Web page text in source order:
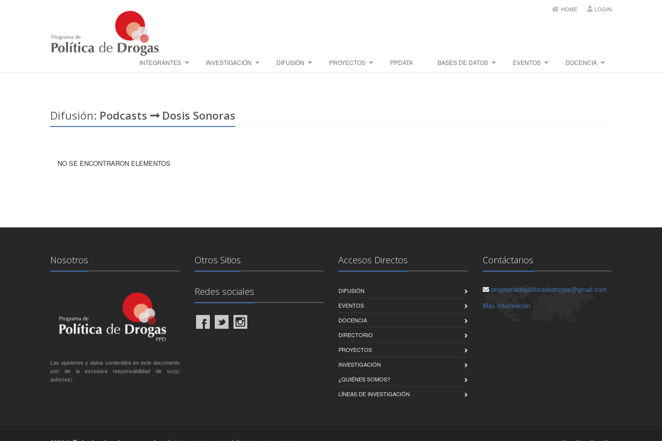
HOME LOGIN
INTEGRANTES INVESTIGACIÓN DIFUSIÓN PROYECTOS PPDATA BASES DE DATOS EVENTOS DOCENCIA
Difusión: Podcasts Dosis Sonoras
NO SE ENCONTRARON ELEMENTOS
Nosotros
Las opiniones y datos contenidos en este documento
son de la exclusiva responsabilidad de su(s)
autor(es).
Otros Sitios
Redes sociales
Accesos Directos
DIFUSIÓN
EVENTOS
DOCENCIA
DIRECTORIO
PROYECTOS
INVESTIGACIÓN
¿QUIÉNES SOMOS?
LÍNEAS DE INVESTIGACIÓN
Contáctanos
programadepoliticadedrogas@gmail.com
Más Información